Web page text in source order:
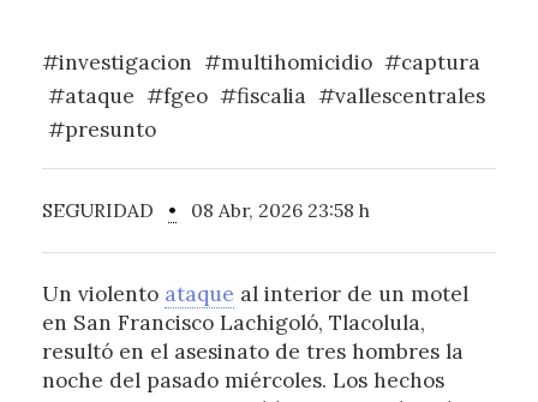
#investigacion #multihomicidio #captura
#ataque #fgeo #fiscalia #vallescentrales
#presunto
SEGURIDAD • 08 Abr, 2026 23:58 h
Un violento ataque al interior de un motel
en San Francisco Lachigoló, Tlacolula,
resultó en el asesinato de tres hombres la
noche del pasado miércoles. Los hechos